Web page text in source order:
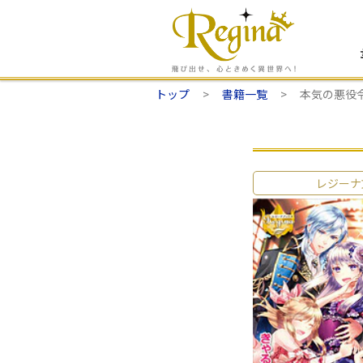
トップ 書籍一覧 本気の悪役
レジー